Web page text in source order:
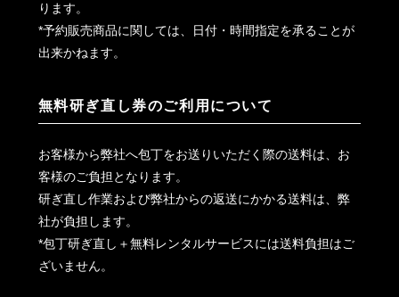
ります。
*予約販売商品に関しては、日付・時間指定を承ることが
出来かねます。
無料研ぎ直し券のご利用について
お客様から弊社へ包丁をお送りいただく際の送料は、お
客様のご負担となります。
研ぎ直し作業および弊社からの返送にかかる送料は、弊
社が負担します。
*包丁研ぎ直し＋無料レンタルサービスには送料負担はご
ざいません。